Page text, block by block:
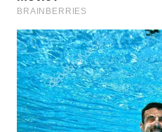
WN
PADANG
LAWAS
WN
SUMEDANG